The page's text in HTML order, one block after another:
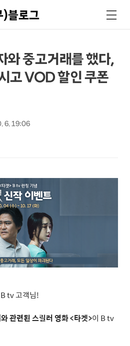
)블로그
색
메
뉴
와 중고거래를 했다,
고 VOD 할인 쿠폰
6. 19:06
B tv고객님!
관련된 스릴러 영화<타겟>이 B tv